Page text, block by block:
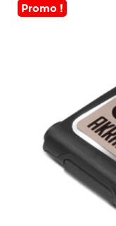
Promo !